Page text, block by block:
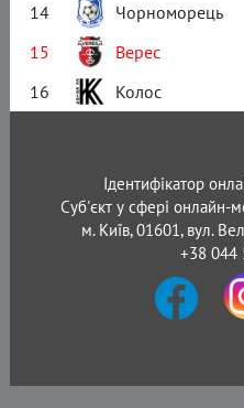
14
Чорноморець
15
Верес
16
Колос
Ідентифікатор
Суб'єкт у сфері онлайн-
м. Київ, 01601, вул.
+38 044